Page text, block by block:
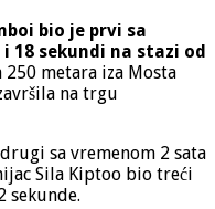
bio je prvi sa
18 sekundi na stazi od
250 metara iza Mosta
na trgu
sa vremenom 2 sata
Sila Kiptoo bio treći
sekunde.